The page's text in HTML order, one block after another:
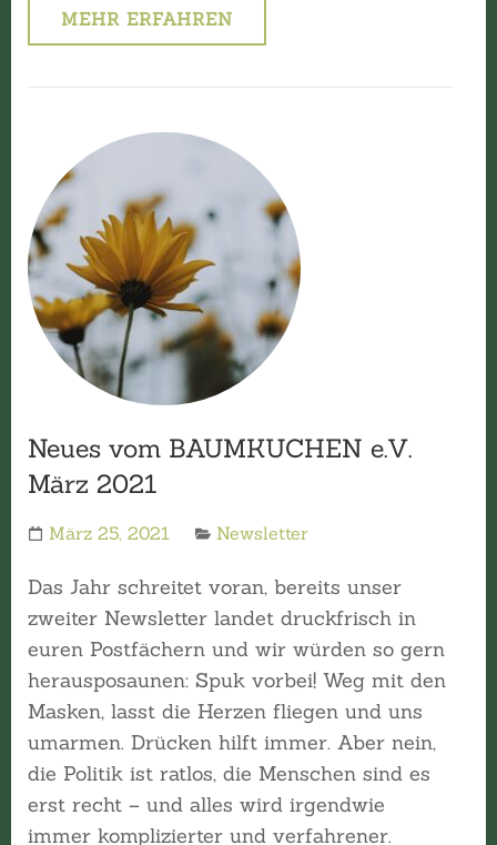
MEHR ERFAHREN
Neues vom BAUMKUCHEN e.V.
März 2021
März 25, 2021 Newsletter
Das Jahr schreitet voran, bereits unser
zweiter Newsletter landet druckfrisch in
euren Postfächern und wir würden so gern
herausposaunen: Spuk vorbei! Weg mit den
Masken, lasst die Herzen fliegen und uns
umarmen. Drücken hilft immer. Aber nein,
die Politik ist ratlos, die Menschen sind es
erst recht – und alles wird irgendwie
immer komplizierter und verfahrener.